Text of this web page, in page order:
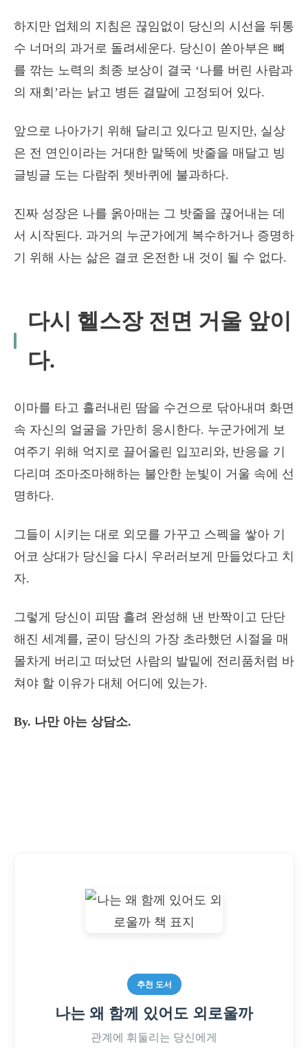
하지만 업체의 지침은 끊임없이 당신의 시선을 뒤통
수 너머의 과거로 돌려세운다. 당신이 쏟아부은 뼈
를 깎는 노력의 최종 보상이 결국 ‘나를 버린 사람과
의 재회’라는 낡고 병든 결말에 고정되어 있다.
앞으로 나아가기 위해 달리고 있다고 믿지만, 실상
은 전 연인이라는 거대한 말뚝에 밧줄을 매달고 빙
글빙글 도는 다람쥐 쳇바퀴에 불과하다.
진짜 성장은 나를 옭아매는 그 밧줄을 끊어내는 데
서 시작된다. 과거의 누군가에게 복수하거나 증명하
기 위해 사는 삶은 결코 온전한 내 것이 될 수 없다.
다시 헬스장 전면 거울 앞이
다.
이마를 타고 흘러내린 땀을 수건으로 닦아내며 화면
속 자신의 얼굴을 가만히 응시한다. 누군가에게 보
여주기 위해 억지로 끌어올린 입꼬리와, 반응을 기
다리며 조마조마해하는 불안한 눈빛이 거울 속에 선
명하다.
그들이 시키는 대로 외모를 가꾸고 스펙을 쌓아 기
어코 상대가 당신을 다시 우러러보게 만들었다고 치
자.
그렇게 당신이 피땀 흘려 완성해 낸 반짝이고 단단
해진 세계를, 굳이 당신의 가장 초라했던 시절을 매
몰차게 버리고 떠났던 사람의 발밑에 전리품처럼 바
쳐야 할 이유가 대체 어디에 있는가.
By. 나만 아는 상담소.
추천 도서
나는 왜 함께 있어도 외로울까
관계에 휘둘리는 당신에게